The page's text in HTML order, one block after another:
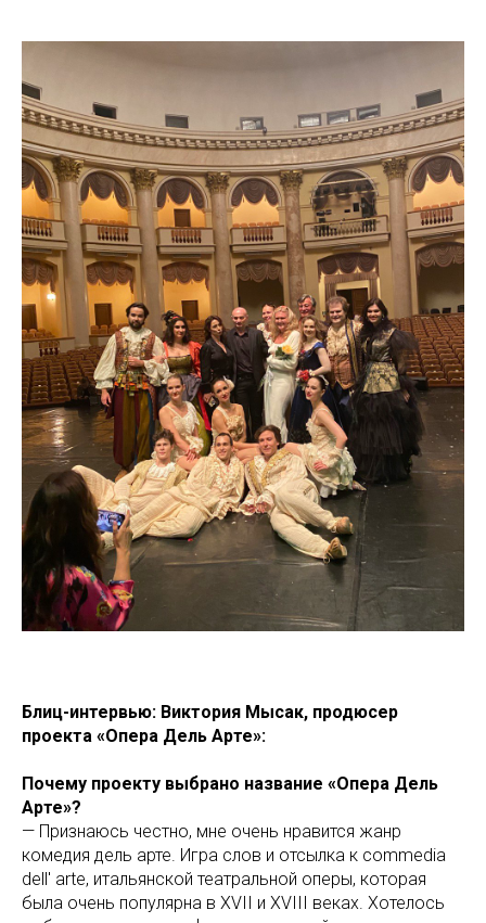
Блиц-интервью: Виктория Мысак, продюсер
проекта «Опера Дель Арте»:
Почему проекту выбрано название «Опера Дель
Арте»?
— Признаюсь честно, мне очень нравится жанр
комедия дель арте. Игра слов и отсылка к commedia
dell' arte, итальянской театральной оперы, которая
была очень популярна в XVII и XVIII веках. Хотелось